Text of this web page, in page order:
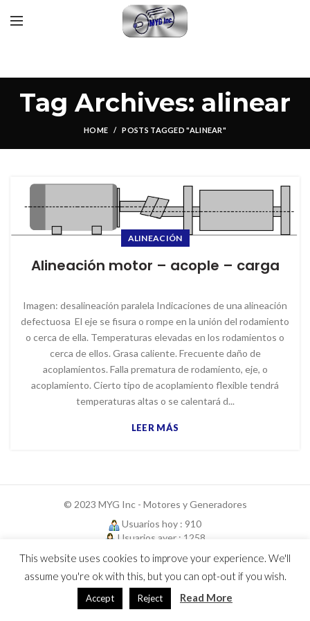
Tag Archives: alinear
HOME POSTS TAGGED "ALINEAR"
ALINEACIÓN
Alineación motor – acople – carga
Imagen: desalineación paralela Indicaciones de una alineación
defectuosa El eje se fisura o rompe en la unión del rodamiento
o cerca de ella. Temperaturas elevadas en los rodamientos o
cerca de ellos. Grasa caliente. Frecuente daño de
acoplamientos. Falla prematura de rodamiento, eje, o
acoplamiento. Cierto tipo de acoplamiento flexible tendrá
temperaturas altas o se calentará d...
LEER MÁS
© 2023 MYG Inc - Motores y Generadores
Usuarios hoy : 910
Usuarios ayer : 1258
This website uses cookies to improve your experience. We'll
assume you're ok with this, but you can opt-out if you wish.
Accept Reject Read More